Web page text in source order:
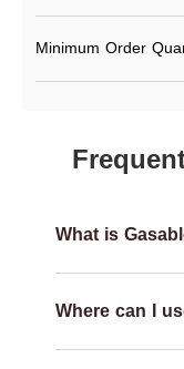
Minimum Order
What is
Where can I